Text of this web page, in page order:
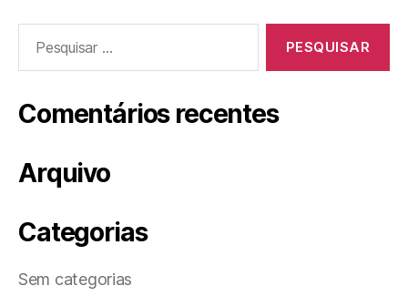
por:
Comentários recentes
Arquivo
Categorias
Sem categorias